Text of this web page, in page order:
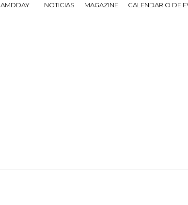
AMDDAY NOTICIAS MAGAZINE
CALENDARIO DE